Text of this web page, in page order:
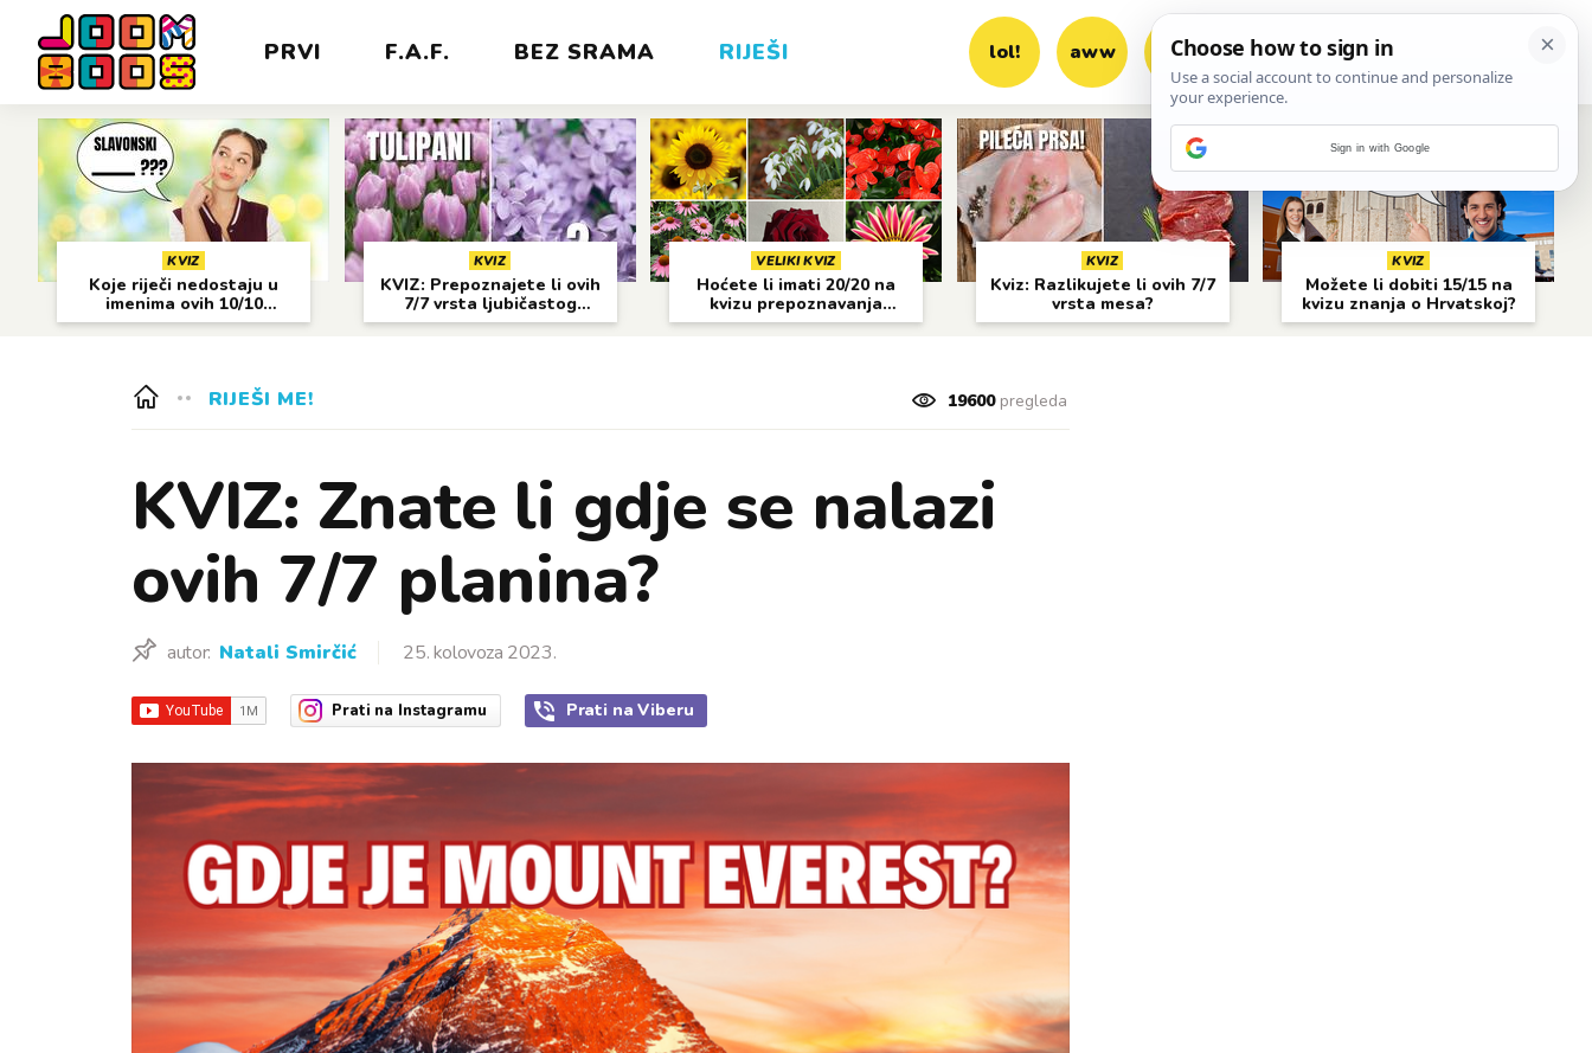
PRVI F.A.F. BEZ SRAMA RIJEŠI lol! aww vrh! woot?!
KVIZ
Koje riječi nedostaju u
imenima ovih 10/10
gradova?
KVIZ
KVIZ: Prepoznajete li ovih
7/7 vrsta ljubičastog
cvijeća?
VELIKI KVIZ
Hoćete li imati 20/20 na
kvizu prepoznavanja
cvijeća?
KVIZ
Kviz: Razlikujete li ovih 7/7
vrsta mesa?
KVIZ
Možete li dobiti 15/15 na
kvizu znanja o Hrvatskoj?
RIJEŠI ME! 19600pregleda
KVIZ: Znate li gdje se nalazi
ovih 7/7 planina?
autor: Natali Smirčić 25. kolovoza 2023.
Prati na Instagramu Prati na Viberu
Sign in with Google